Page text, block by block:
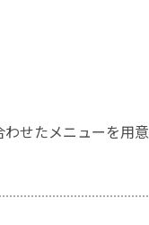
せたメニューを用意